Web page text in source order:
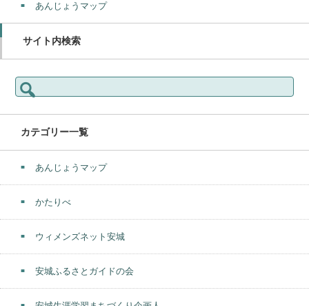
あんじょうマップ
サイト内検索
検
索:
カテゴリー一覧
あんじょうマップ
かたりべ
ウィメンズネット安城
安城ふるさとガイドの会